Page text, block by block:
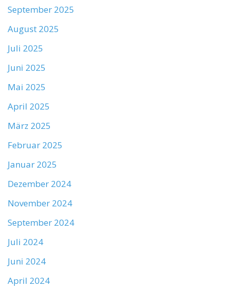
September 2025
August 2025
Juli 2025
Juni 2025
Mai 2025
April 2025
März 2025
Februar 2025
Januar 2025
Dezember 2024
November 2024
September 2024
Juli 2024
Juni 2024
April 2024